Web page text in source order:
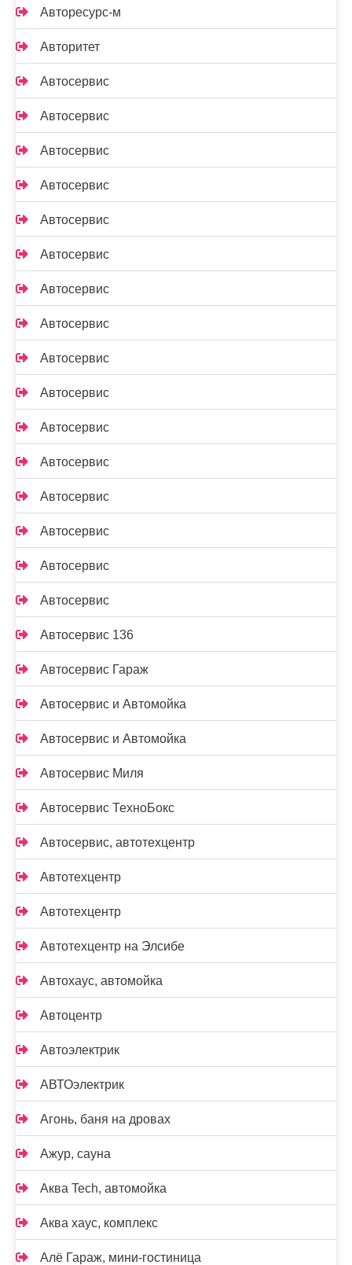
Авторесурс-м
Авторитет
Автосервис
Автосервис
Автосервис
Автосервис
Автосервис
Автосервис
Автосервис
Автосервис
Автосервис
Автосервис
Автосервис
Автосервис
Автосервис
Автосервис
Автосервис
Автосервис
Автосервис 136
Автосервис Гараж
Автосервис и Автомойка
Автосервис и Автомойка
Автосервис Миля
Автосервис ТехноБокс
Автосервис, автотехцентр
Автотехцентр
Автотехцентр
Автотехцентр на Элсибе
Автохаус, автомойка
Автоцентр
Автоэлектрик
АВТОэлектрик
Агонь, баня на дровах
Ажур, сауна
Аква Tech, автомойка
Аква хаус, комплекс
Алё Гараж, мини-гостиница